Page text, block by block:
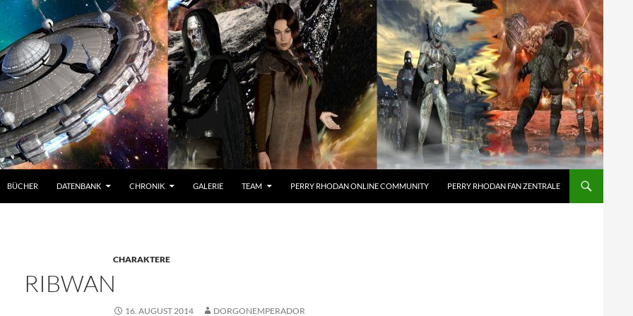
BÜCHER DATENBANK CHRONIK GALERIE TEAM PERRY RHODAN ONLINE COMMUNITY PERRY RHODAN FAN ZENTRALE
CHARAKTERE
RIBWAN
16. AUGUST 2014 DORGONEMPERADOR